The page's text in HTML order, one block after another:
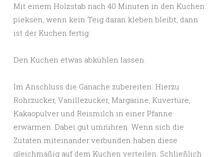
Mit einem Holzstab nach 40 Minuten in den Kuchen
pieksen, wenn kein Teig daran kleben bleibt, dann
ist der Kuchen fertig.
Den Kuchen etwas abkühlen lassen.
Im Anschluss die Ganache zubereiten. Hierzu
Rohrzucker, Vanillezucker, Margarine, Kuvertüre,
Kakaopulver und Reismilch in einer Pfanne
erwärmen. Dabei gut umrühren. Wenn sich die
Zutaten miteinander verbunden haben diese
gleichmäßig auf dem Kuchen verteilen. Schließlich